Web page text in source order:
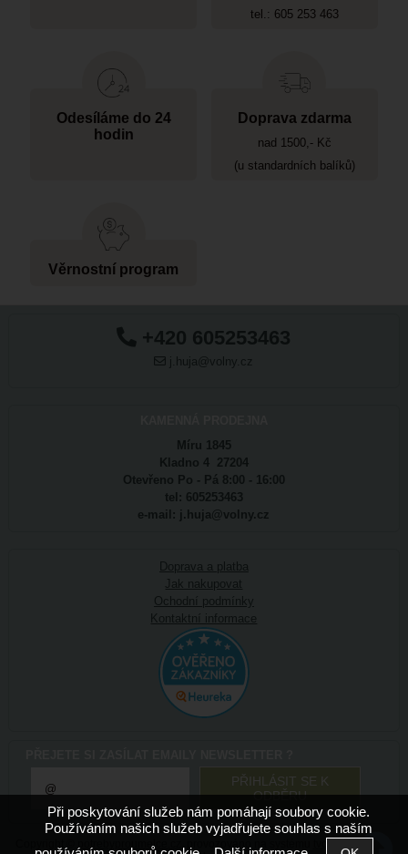
tel.: 605 253 463
Odesíláme do 24
hodin
Doprava zdarma
nad 1500,- Kč
(u standardních balíků)
Věrnostní program
+420 605253463
j.huja@volny.cz
Míru 1845
Kladno 4 27204
Otevřeno Po - Pá 8:00 - 16:00
tel: 605253463
e-mail: j.huja@volny.cz
Doprava a platba
Jak nakupovat
Ochodní podmínky
Kontaktní informace
potrebyproumelce.cz
Při poskytování služeb nám pomáhají soubory cookie.
Používáním našich služeb vyjadřujete souhlas s naším